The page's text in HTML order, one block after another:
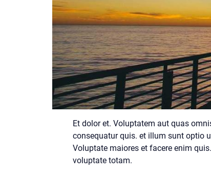
Et dolor et. Voluptatem aut quas
consequatur quis. et illum sunt optio
Voluptate maiores et facere enim
voluptate totam.